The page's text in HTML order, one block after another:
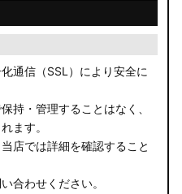
通信（SSL）により安全に
持・管理することはなく、
ます。
店では詳細を確認すること
合わせください。